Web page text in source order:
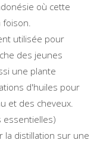
où cette
foison.
utilisée pour
des jeunes
une plante
d'huiles pour
et des cheveux.
essentielles)
distillation sur une